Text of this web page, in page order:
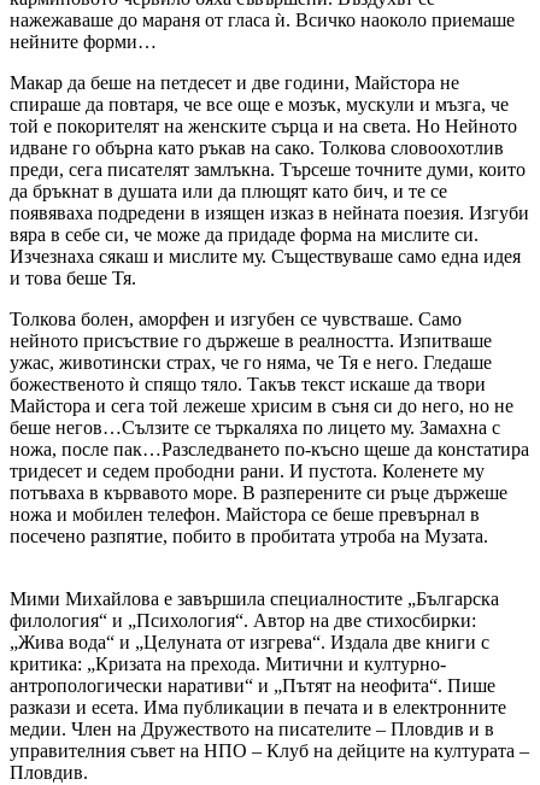
нажежаваше до мараня от гласа ѝ. Всичко наоколо приемаше
нейните форми…
Макар да беше на петдесет и две години, Майстора не
спираше да повтаря, че все още е мозък, мускули и мъзга, че
той е покорителят на женските сърца и на света. Но Нейното
идване го обърна като ръкав на сако. Толкова словоохотлив
преди, сега писателят замлъкна. Търсеше точните думи, които
да бръкнат в душата или да плющят като бич, и те се
появяваха подредени в изящен изказ в нейната поезия. Изгуби
вяра в себе си, че може да придаде форма на мислите си.
Изчезнаха сякаш и мислите му. Съществуваше само една идея
и това беше Тя.
Толкова болен, аморфен и изгубен се чувстваше. Само
нейното присъствие го държеше в реалността. Изпитваше
ужас, животински страх, че го няма, че Тя е него. Гледаше
божественото ѝ спящо тяло. Такъв текст искаше да твори
Майстора и сега той лежеше хрисим в съня си до него, но не
беше негов…Сълзите се търкаляха по лицето му. Замахна с
ножа, после пак…Разследването по-късно щеше да констатира
тридесет и седем прободни рани. И пустота. Коленете му
потъваха в кървавото море. В разперените си ръце държеше
ножа и мобилен телефон. Майстора се беше превърнал в
посечено разпятие, побито в пробитата утроба на Музата.
Мими Михайлова е завършила специалностите „Българска
филология“ и „Психология“. Автор на две стихосбирки:
„Жива вода“ и „Целуната от изгрева“. Издала две книги с
критика: „Кризата на прехода. Митични и културно-
антропологически наративи“ и „Пътят на неофита“. Пише
разкази и есета. Има публикации в печата и в електронните
медии. Член на Дружеството на писателите – Пловдив и в
управителния съвет на НПО – Клуб на дейците на културата –
Пловдив.